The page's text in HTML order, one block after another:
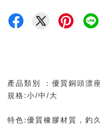
產品類別 ：優質銅頭漂座
規格:小/中/大
特色:優質橡膠材質，釣